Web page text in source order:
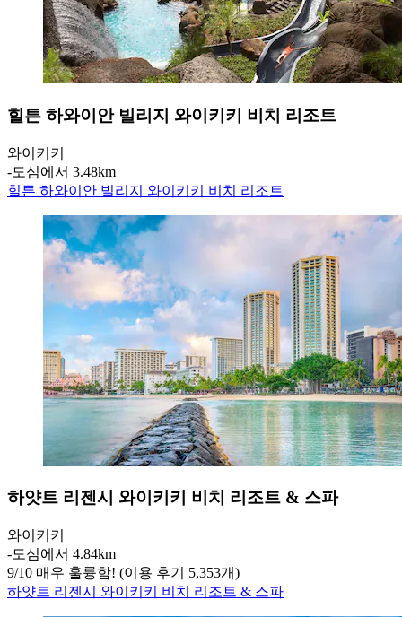
힐튼 하와이안 빌리지 와이키키 비치 리조트
와이키키
‐도심에서 3.48km
힐튼 하와이안 빌리지 와이키키 비치 리조트
하얏트 리젠시 와이키키 비치 리조트 & 스파
와이키키
‐도심에서 4.84km
9/10 매우 훌륭함! (이용 후기 5,353개)
하얏트 리젠시 와이키키 비치 리조트 & 스파